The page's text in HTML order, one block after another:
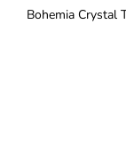
Bohemia Crystal